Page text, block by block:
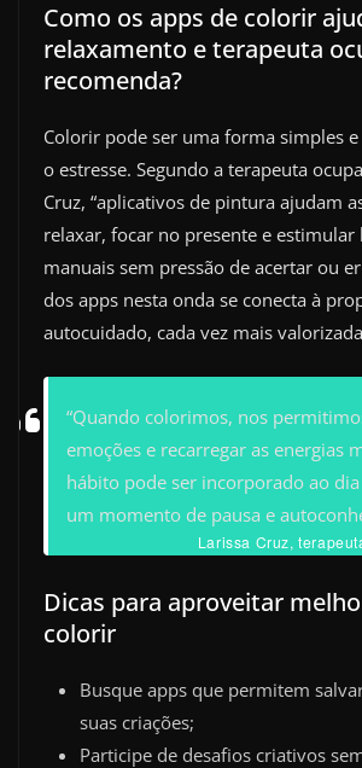
Como os apps de colorir
relaxamento e terapeuta
recomenda?
Colorir pode ser uma forma simples
o estresse. Segundo a terapeuta
Cruz, “aplicativos de pintura ajudam
relaxar, focar no presente e estimular
manuais sem pressão de acertar ou
dos apps nesta onda se conecta à
autocuidado, cada vez mais
“Quando colorimos, nos
emoções e recarregar as energias
hábito pode ser incorporado ao
um momento de pausa e
Larissa Cruz,
Dicas para aproveitar
colorir
Busque apps que permitem
suas criações;
Participe de desafios criativos